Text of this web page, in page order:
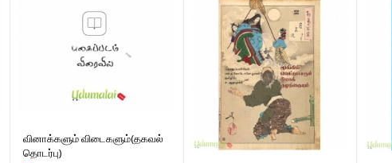
வினாக்களும் விடைகளும்(தகவல்
தொடர்பு)